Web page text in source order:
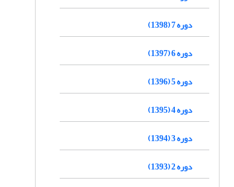
دوره 7 (1398)
دوره 6 (1397)
دوره 5 (1396)
دوره 4 (1395)
دوره 3 (1394)
دوره 2 (1393)